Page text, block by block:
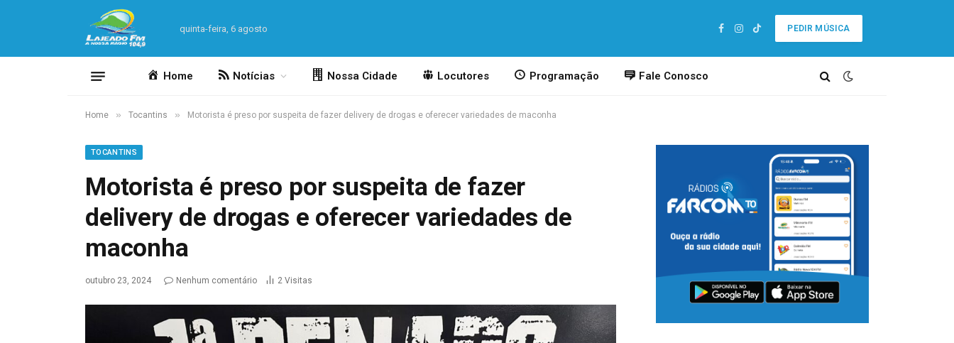
quinta-feira, 6 agosto
Facebook
Instagram
TikTok
PEDIR MÚSICA
Home Notícias Nossa Cidade Locutores Programação Fale Conosco
Home » Tocantins » Motorista é preso por suspeita de fazer delivery de drogas e oferecer variedades de maconha
TOCANTINS
Motorista é preso por suspeita de fazer
delivery de drogas e oferecer variedades de
maconha
outubro 23, 2024 Nenhum comentário 2 Visitas